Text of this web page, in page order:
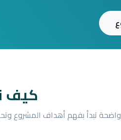
كيف
تبدأ بفهم أهداف المشروع